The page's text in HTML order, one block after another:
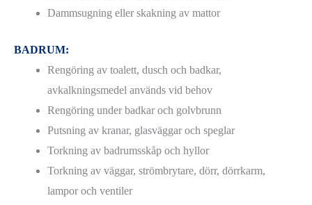
Dammsugning eller skakning av mattor
BADRUM:
Rengöring av toalett, dusch och badkar,
avkalkningsmedel används vid behov
Rengöring under badkar och golvbrunn
Putsning av kranar, glasväggar och speglar
Torkning av badrumsskåp och hyllor
Torkning av väggar, strömbrytare, dörr, dörrkarm,
lampor och ventiler